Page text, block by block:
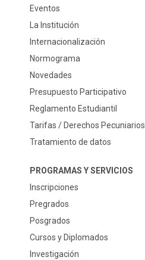
Eventos
La Institución
Internacionalización
Normograma
Novedades
Presupuesto Participativo
Reglamento Estudiantil
Tarifas / Derechos Pecuniarios
Tratamiento de datos
PROGRAMAS Y SERVICIOS
Inscripciones
Pregrados
Posgrados
Cursos y Diplomados
Investigación